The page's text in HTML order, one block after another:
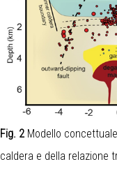
Fig. 2 Modello
caldera e della relazione